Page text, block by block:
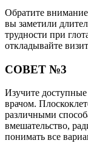
Обратите
вы заметили
трудности при
откладывайте
СОВЕТ №3
Изучите
врачом.
различными
вмешательство,
понимать все